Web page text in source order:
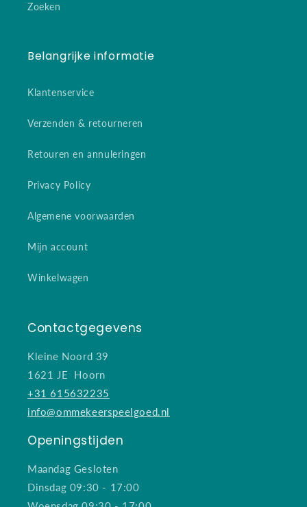
Zoeken
Belangrijke informatie
Klantenservice
Verzenden & retourneren
Retouren en annuleringen
Privacy Policy
Algemene voorwaarden
Mijn account
Winkelwagen
Contactgegevens
Kleine Noord 39
1621 JE Hoorn
+31 615632235
info@ommekeerspeelgoed.nl
Openingstijden
Maandag Gesloten
Dinsdag 09:30 - 17:00